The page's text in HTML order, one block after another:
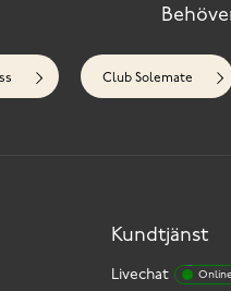
Club Solemate
Kundtjänst
Livechat Online